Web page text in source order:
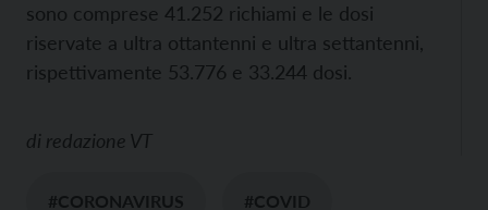
sono comprese 41.252 richiami e le dosi
riservate a ultra ottantenni e ultra settantenni,
rispettivamente 53.776 e 33.244 dosi.
di redazione VT
#CORONAVIRUS #COVID